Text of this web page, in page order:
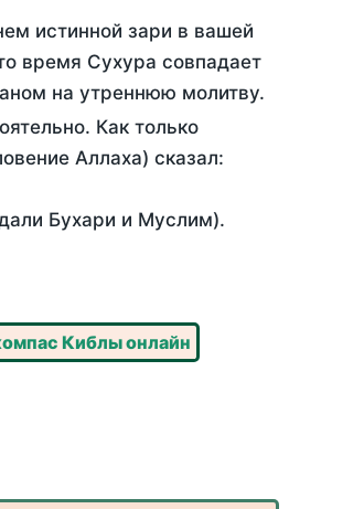
истинной зари в вашей
время Сухура совпадает
на утреннюю молитву.
Как только
Аллаха) сказал:
Бухари и Муслим).
Киблы онлайн